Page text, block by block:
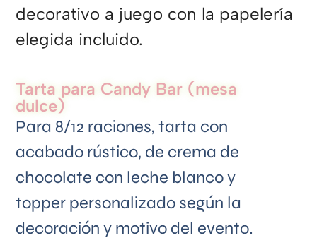
decorativo a juego con la papelería
elegida incluido.
Tarta para Candy Bar (mesa
dulce)
Para 8/12 raciones, tarta con
acabado rústico, de crema de
chocolate con leche blanco y
topper personalizado según la
decoración y motivo del evento.